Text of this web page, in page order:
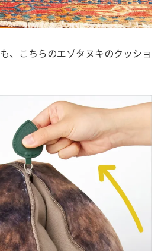
、こちらのエゾタヌキのクッショ